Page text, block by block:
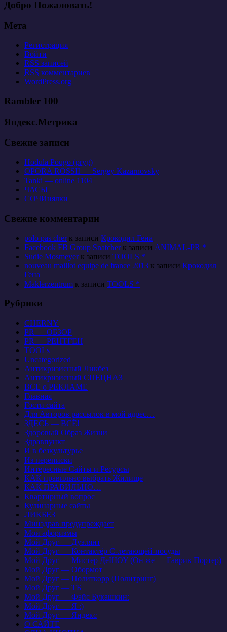
Добро Пожаловать!
Мета
Регистрация
Войти
RSS записей
RSS комментариев
WordPress.org
Rambler 100
Яндекс.Метрика
Свежие записи
Hodula Pougo (pryg)
OPORA ROSSII — Sergey Kazarnovsky
Tanki — online 1104
ЧАСЫ
СОЧИнялки
Свежие комментарии
polo pas cherк записи Крокодил Гена
Facebook FB Group Snatcherк записи ANIMAL-PR *
Sudie Mosmeyerк записи TOOLS *
nouveau maillot equipe de france 2013 к записи Крокодил
Гена
Maklerzentrum к записи TOOLS *
Рубрики
CHERNY
PR — ОБЗОР
PR — РЕНТГЕН
TOOLs
Uncategorized
Антикризисный Ликбез
Антикризисный СПЕЦНАЗ
ВСЁ о РЕКЛАМЕ
Главная
Гости сайта
Для Авторов рассылок в мой адрес…
ЗДЕСЬ — ВСЁ!
Здоровый Образ Жизни
Здравпункт
И в безкультурье
Из переписки
Интересные Сайты и Ресурсы
КАК правильно выбрать Жилище
КАК ПРАВИЛЬНО…
Квартирный вопрос
Кулинарные сайты
ЛИКБЕЗ
Минздрав предупреждает
Мои афоризмы
Мой Друг — Дуэлянт
Мой Друг — Контактёр С-летающей-посуды
Мой Друг — Мистер ДеШОУ (Он же — Гаврик Портер)
Мой Друг — Обормот
Мой Друг — Политкорр (Политринг)
Мой Друг — ТБ
Мой Друг — Фэйс Букашкин:
Мой Друг — Я :)
Мой Друг — Яндекс
О САЙТЕ